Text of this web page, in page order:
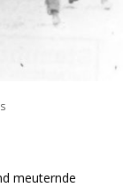
meuternde